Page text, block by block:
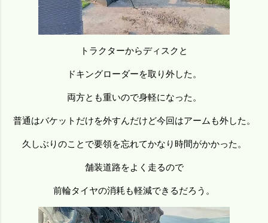
トラクターからディスクと
ドキングローダーを取り外した。
両方とも重いので身軽になった。
普通はバケットだけを外すんだけど今回はアームも外した。
久しぶりのことで要領を忘れてかなり時間がかかった。
舗装道路をよく走るので
前輪タイヤの消耗も軽減できるだろう。